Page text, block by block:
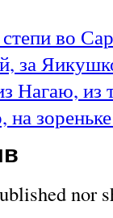
во
за
Нагаю, из
на
nor